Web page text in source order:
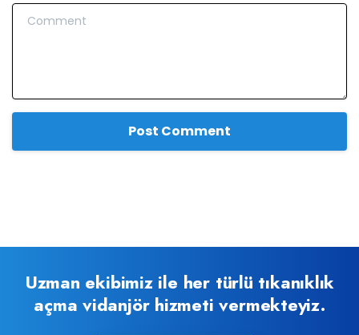
Comment
Uzman ekibimiz ile her türlü tıkanıklık
açma vidanjör hizmeti vermekteyiz.